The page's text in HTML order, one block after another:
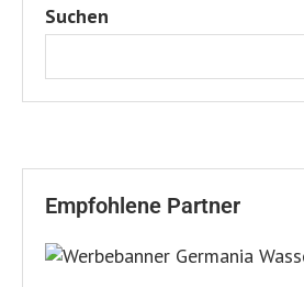
Suchen
Empfohlene Partner